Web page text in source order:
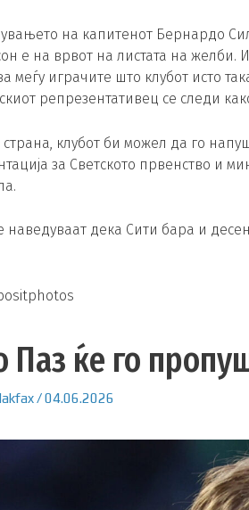
на капитенот Бернардо
е на врвот на листата на желби.
меѓу играчите што клубот исто
репрезентативец се следи
клубот би можел да го
за Светското првенство и
наведуваат дека Сити бара и
Паз ќе го
/04.06.2026